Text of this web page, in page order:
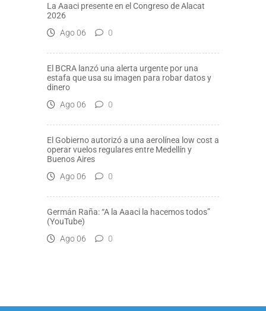
La Aaaci presente en el Congreso de Alacat
2026
Ago 06
0
El BCRA lanzó una alerta urgente por una
estafa que usa su imagen para robar datos y
dinero
Ago 06
0
El Gobierno autorizó a una aerolínea low cost a
operar vuelos regulares entre Medellín y
Buenos Aires
Ago 06
0
Germán Raña: “A la Aaaci la hacemos todos”
(YouTube)
Ago 06
0